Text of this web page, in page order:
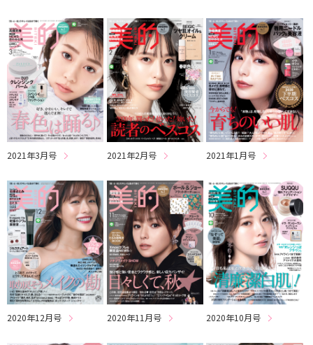
2021年3月号 2021年2月号 2021年1月号
2020年12月号 2020年11月号 2020年10月号